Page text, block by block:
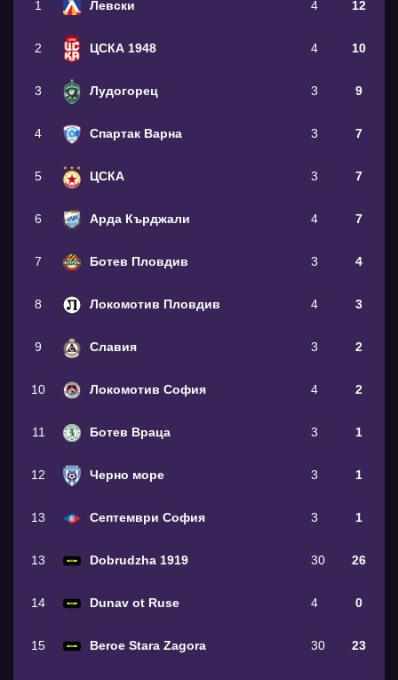
1 Левски 4 12
2 ЦСКА 1948 4 10
3 Лудогорец 3 9
4 Спартак Варна 3 7
5 ЦСКА 3 7
6 Арда Кърджали 4 7
7 Ботев Пловдив 3 4
8 Локомотив Пловдив 4 3
9 Славия 3 2
10 Локомотив София 4 2
11 Ботев Враца 3 1
12 Черно море 3 1
13 Септември София 3 1
13 Dobrudzha 1919 30 26
14 Dunav ot Ruse 4 0
15 Beroe Stara Zagora 30 23